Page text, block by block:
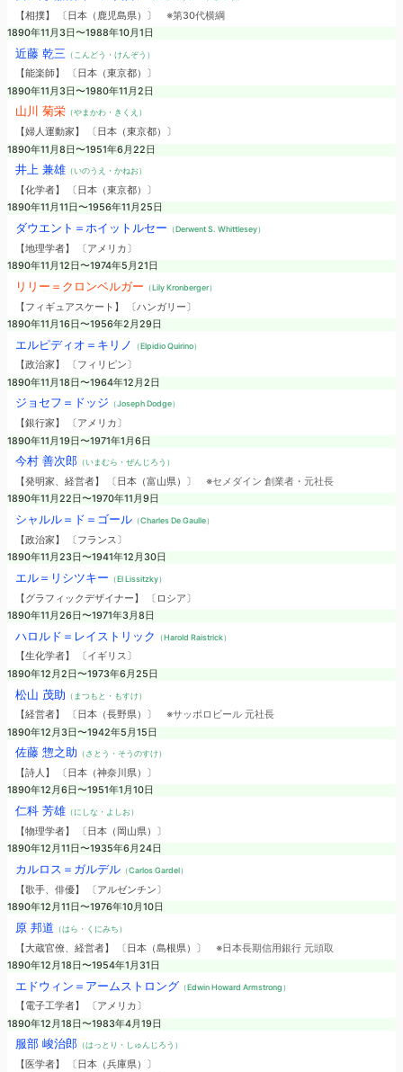
【相撲】 〔日本（鹿児島県）〕 ※第30代横綱
1890年11月3日〜1988年10月1日
近藤 乾三 （こんどう・けんぞう）
【能楽師】 〔日本（東京都）〕
1890年11月3日〜1980年11月2日
山川 菊栄（やまかわ・きくえ）
【婦人運動家】 〔日本（東京都）〕
1890年11月8日〜1951年6月22日
井上 兼雄（いのうえ・かねお）
【化学者】 〔日本（東京都）〕
1890年11月11日〜1956年11月25日
ダウエント＝ホイットルセー （Derwent S. Whittlesey）
【地理学者】 〔アメリカ〕
1890年11月12日〜1974年5月21日
リリー＝クロンベルガー （Lily Kronberger）
【フィギュアスケート】 〔ハンガリー〕
1890年11月16日〜1956年2月29日
エルピディオ＝キリノ （Elpidio Quirino）
【政治家】 〔フィリピン〕
1890年11月18日〜1964年12月2日
ジョセフ＝ドッジ （Joseph Dodge）
【銀行家】 〔アメリカ〕
1890年11月19日〜1971年1月6日
今村 善次郎（いまむら・ぜんじろう）
【発明家、経営者】 〔日本（富山県）〕 ※セメダイン 創業者・元社長
1890年11月22日〜1970年11月9日
シャルル＝ド＝ゴール（Charles De Gaulle）
【政治家】 〔フランス〕
1890年11月23日〜1941年12月30日
エル＝リシツキー （El Lissitzky）
【グラフィックデザイナー】 〔ロシア〕
1890年11月26日〜1971年3月8日
ハロルド＝レイストリック （Harold Raistrick）
【生化学者】 〔イギリス〕
1890年12月2日〜1973年6月25日
松山 茂助 （まつもと・もすけ）
【経営者】 〔日本（長野県）〕 ※サッポロビール 元社長
1890年12月3日〜1942年5月15日
佐藤 惣之助 （さとう・そうのすけ）
【詩人】 〔日本（神奈川県）〕
1890年12月6日〜1951年1月10日
仁科 芳雄（にしな・よしお）
【物理学者】 〔日本（岡山県）〕
1890年12月11日〜1935年6月24日
カルロス＝ガルデル（Carlos Gardel）
【歌手、俳優】 〔アルゼンチン〕
1890年12月11日〜1976年10月10日
原 邦道 （はら・くにみち）
【大蔵官僚、経営者】 〔日本（島根県）〕 ※日本長期信用銀行 元頭取
1890年12月18日〜1954年1月31日
エドウィン＝アームストロング （Edwin Howard Armstrong）
【電子工学者】 〔アメリカ〕
1890年12月18日〜1983年4月19日
服部 峻治郎（はっとり・しゅんじろう）
【医学者】 〔日本（兵庫県）〕